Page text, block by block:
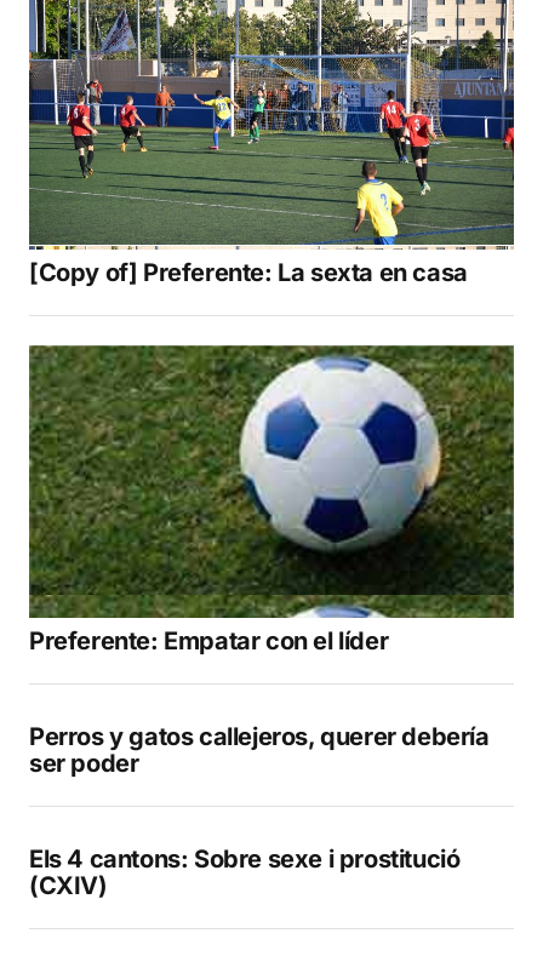
[Copy of] Preferente: La sexta en casa
Preferente: Empatar con el líder
Perros y gatos callejeros, querer debería
ser poder
Els 4 cantons: Sobre sexe i prostitució
(CXIV)